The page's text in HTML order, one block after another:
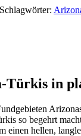
Schlagwörter:
Türkis in
so begehrt
einen hellen,